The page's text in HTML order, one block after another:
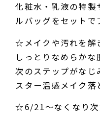
化粧水・乳液の特
ルバッグをセットで
☆メイクや汚れを解
しっとりなめらかな
次のステップがなじ
スター温感メイク落
☆6/21～なくなり次